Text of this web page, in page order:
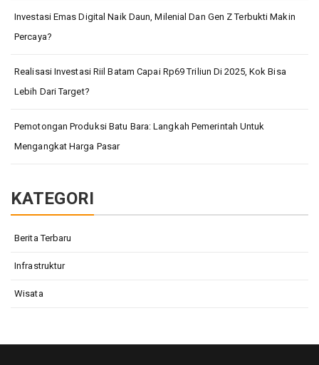
Investasi Emas Digital Naik Daun, Milenial Dan Gen Z Terbukti Makin
Percaya?
Realisasi Investasi Riil Batam Capai Rp69 Triliun Di 2025, Kok Bisa
Lebih Dari Target?
Pemotongan Produksi Batu Bara: Langkah Pemerintah Untuk
Mengangkat Harga Pasar
KATEGORI
Berita Terbaru
Infrastruktur
Wisata